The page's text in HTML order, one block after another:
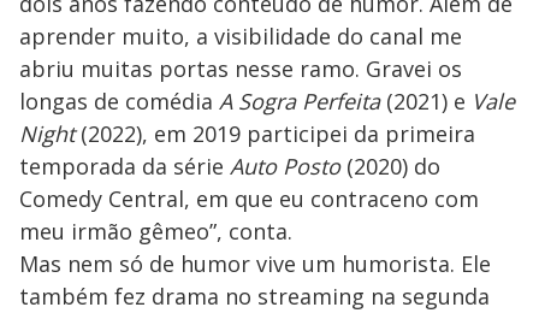
aprender muito, a visibilidade do canal me
abriu muitas portas nesse ramo. Gravei os
longas de comédia A Sogra Perfeita(2021) e Vale
Night(2022), em 2019 participei da primeira
temporada da série Auto Posto(2020) do
Comedy Central, em que eu contraceno com
meu irmão gêmeo”, conta.
Mas nem só de humor vive um humorista. Ele
também fez drama no streaming na segunda